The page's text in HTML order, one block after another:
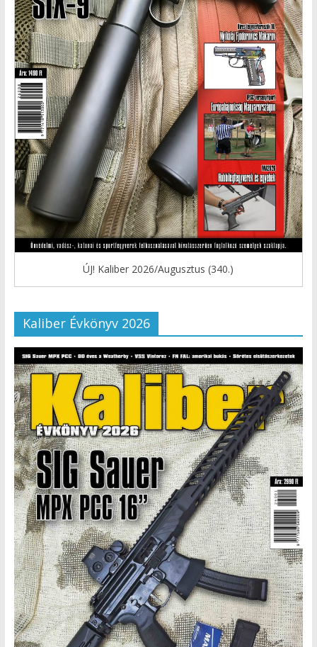
ÚJ! Kaliber 2026/Augusztus (340.)
Kaliber Évkönyv 2026